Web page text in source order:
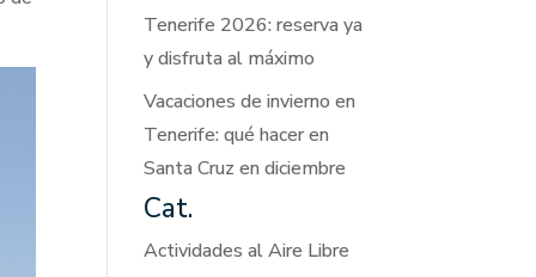
Tenerife 2026: reserva ya
y disfruta al máximo
Vacaciones de invierno en
Tenerife: qué hacer en
Santa Cruz en diciembre
Cat.
Actividades al Aire Libre